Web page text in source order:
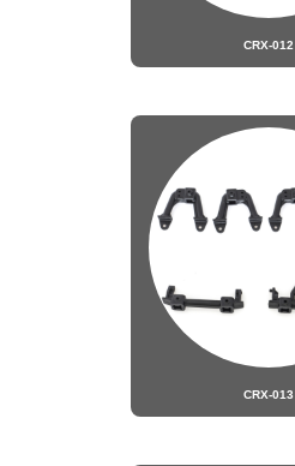
CRX-012
CRX-013